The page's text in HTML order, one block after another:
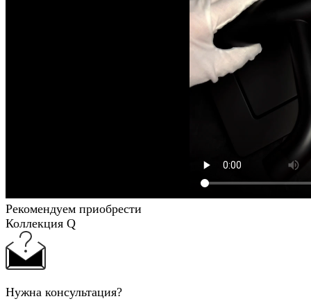
Рекомендуем приобрести
Коллекция Q
Нужна консультация?